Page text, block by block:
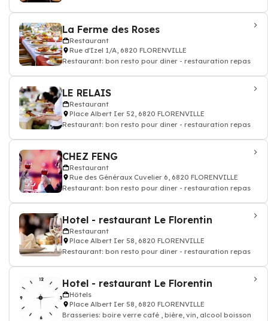
La Ferme des Roses
Restaurant
Rue d'Izel 1/A, 6820 FLORENVILLE
Restaurant: bon resto pour diner - restauration repas
LE RELAIS
Restaurant
Place Albert Ier 52, 6820 FLORENVILLE
Restaurant: bon resto pour diner - restauration repas
CHEZ FENG
Restaurant
Rue des Généraux Cuvelier 6, 6820 FLORENVILLE
Restaurant: bon resto pour diner - restauration repas
Hotel - restaurant Le Florentin
Restaurant
Place Albert Ier 58, 6820 FLORENVILLE
Restaurant: bon resto pour diner - restauration repas
Hotel - restaurant Le Florentin
Hôtels
Place Albert Ier 58, 6820 FLORENVILLE
Brasseries: boire verre café , bière, vin, alcool boisson